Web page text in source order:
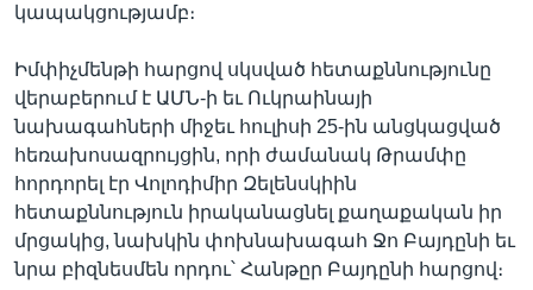
կապակցությամբ։
Իմփիչմենթի հարցով սկսված հետաքննությունը
վերաբերում է ԱՄՆ-ի եւ Ուկրաինայի
նախագահների միջեւ հուլիսի 25-ին անցկացված
հեռախոսազրույցին, որի ժամանակ Թրամփը
հորդորել էր Վոլոդիմիր Զելենսկիին
հետաքննություն իրականացնել քաղաքական իր
մրցակից, նախկին փոխնախագահ Ջո Բայդընի եւ
նրա բիզնեսմեն որդու՝ Հանթըր Բայդընի հարցով։